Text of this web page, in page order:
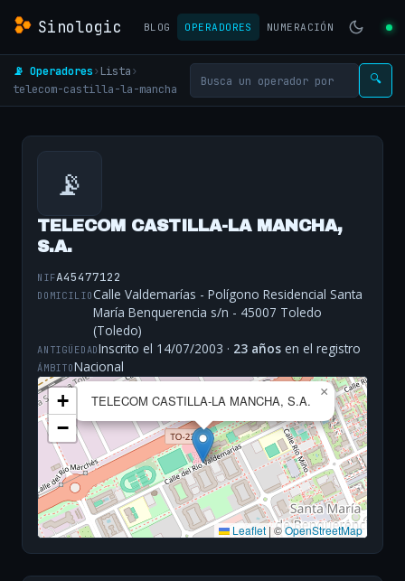
Sinologic BLOG OPERADORES NUMERACIÓN
📡 Operadores› Lista›
telecom-castilla-la-mancha
🔍
📡
TELECOM CASTILLA-LA MANCHA,
S.A.
NIFA45477122
DOMICILIOCalle Valdemarías - Polígono Residencial Santa
María Benquerencia s/n - 45007 Toledo
(Toledo)
ANTIGÜEDADInscrito el 14/07/2003 · 23 años en el registro
ÁMBITONacional
TELECOM CASTILLA-LA MANCHA, S.A.
×
+
−
Leaflet | ©OpenStreetMap